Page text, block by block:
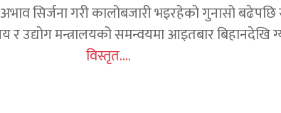
सिर्जना गरी कालोबजारी भइरहेको गुनासो
र उद्योग मन्त्रालयको समन्वयमा आइतबार बिहानदेखि
विस्तृत....